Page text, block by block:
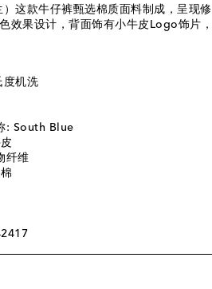
这款牛仔裤甄选棉质面料制成，呈现修
效果设计，背面饰有小牛皮Logo饰片，
度机洗
: South Blue
纤维